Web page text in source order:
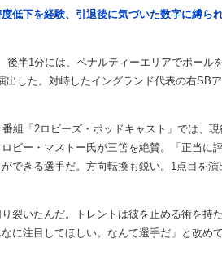
下を経験、引退後に気づいた数字に縛ら
半1分には、ペナルティーエリアでボール
した。対峙したイングランド代表の右SB
「2ロビーズ・ポッドキャスト」では、現
ビー・マストー氏が三笘を絶賛。「正当に
できる選手だ。方向転換も鋭い。1点目を
いたんだ。トレントは彼を止める術を持
に注目してほしい。なんて選手だ」と改めて